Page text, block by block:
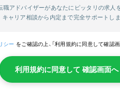
アドバイザーがあなたにピッタリの求人を
キャリア相談から内定まで完全サポートしま
シー をご確認の上、「利用規約に同意して確認
利用規約に同意して 確認画面へ